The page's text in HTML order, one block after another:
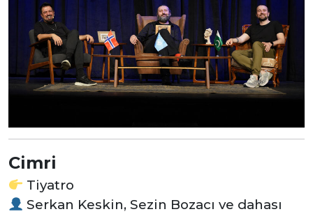
Cimri
Tiyatro
Serkan Keskin, Sezin Bozacı ve dahası